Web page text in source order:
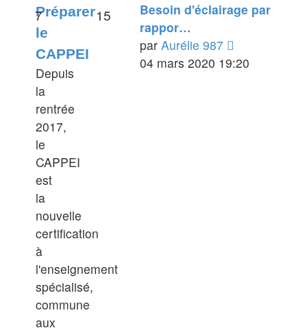
Préparer
le
CAPPEI
Depuis
la
rentrée
2017,
le
CAPPEI
est
la
nouvelle
certification
à
l'enseignement
spécialisé,
commune
aux
7 15
Besoin d'éclairage par
rappor…
par Aurélie 987
le
04 mars 2020 19:20